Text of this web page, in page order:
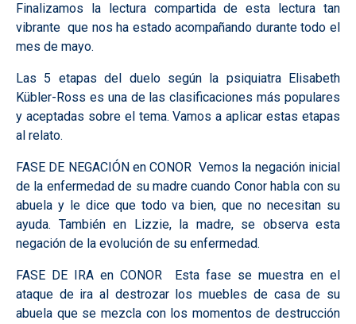
Finalizamos la lectura compartida de esta lectura tan
vibrante que nos ha estado acompañando durante todo el
mes de mayo.
Las 5 etapas del duelo según la psiquiatra Elisabeth
Kübler-Ross es una de las clasificaciones más populares
y aceptadas sobre el tema. Vamos a aplicar estas etapas
al relato.
FASE DE NEGACIÓN en CONOR Vemos la negación inicial
de la enfermedad de su madre cuando Conor habla con su
abuela y le dice que todo va bien, que no necesitan su
ayuda. También en Lizzie, la madre, se observa esta
negación de la evolución de su enfermedad.
FASE DE IRA en CONOR
Esta fase se muestra en el
ataque de ira al destrozar los muebles de casa de su
abuela que se mezcla con los momentos de destrucción